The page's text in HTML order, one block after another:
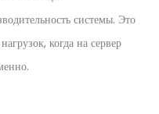
системы. Это
когда на сервер